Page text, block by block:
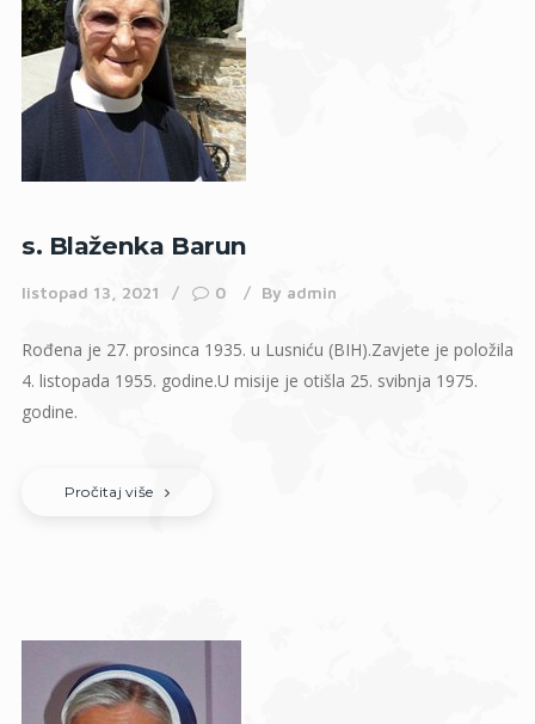
s. Blaženka Barun
listopad 13, 2021 0 By admin
Rođena je 27. prosinca 1935. u Lusniću (BIH).Zavjete je položila
4. listopada 1955. godine.U misije je otišla 25. svibnja 1975.
godine.
Pročitaj više